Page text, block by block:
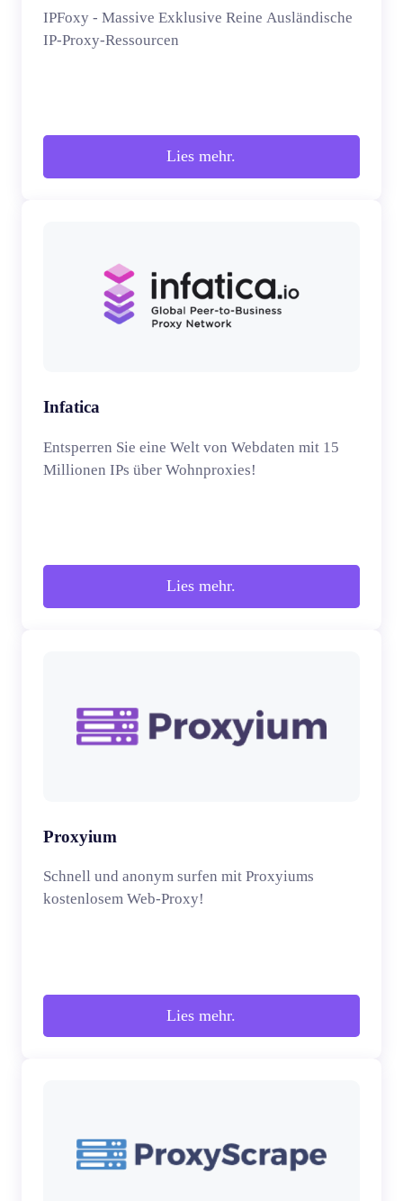
IPFoxy - Massive Exklusive Reine Ausländische
IP-Proxy-Ressourcen
Lies mehr.
Infatica
Entsperren Sie eine Welt von Webdaten mit 15
Millionen IPs über Wohnproxies!
Lies mehr.
Proxyium
Schnell und anonym surfen mit Proxyiums
kostenlosem Web-Proxy!
Lies mehr.